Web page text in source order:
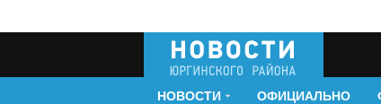
НОВОСТИ ОФИЦИАЛЬНО